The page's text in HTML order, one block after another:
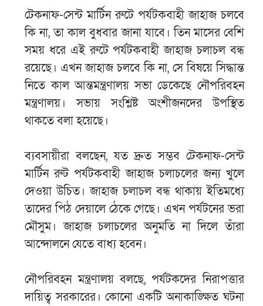
টেকনাফ-সেন্ট মার্টিন রুটে পর্যটকবাহী জাহাজ চলবে
কি না, তা কাল বুধবার জানা যাবে। তিন মাসের বেশি
সময় ধরে এই রুটে পর্যটকবাহী জাহাজ চলাচল বন্ধ
রয়েছে। এখন জাহাজ চলবে কি না, সে বিষয়ে সিদ্ধান্ত
নিতে কাল আন্তমন্ত্রণালয় সভা ডেকেছে নৌপরিবহন
মন্ত্রণালয়। সভায় সংশ্লিষ্ট অংশীজনদের উপস্থিত
থাকতে বলা হয়েছে।
ব্যবসায়ীরা বলছেন, যত দ্রুত সম্ভব টেকনাফ-সেন্ট
মার্টিন রুট পর্যটকবাহী জাহাজ চলাচলের জন্য খুলে
দেওয়া উচিত। জাহাজ চলাচল বন্ধ থাকায় ইতিমধ্যে
তাদের পিঠ দেয়ালে ঠেকে গেছে। এখন পর্যটনের ভরা
মৌসুম। জাহাজ চলাচলের অনুমতি না দিলে তাঁরা
আন্দোলনে যেতে বাধ্য হবেন।
নৌপরিবহন মন্ত্রণালয় বলছে, পর্যটকদের নিরাপত্তার
দায়িত্ব সরকারের। কোনো একটি অনাকাঙ্ক্ষিত ঘটনা